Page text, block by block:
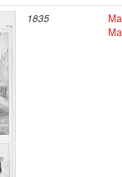
1835